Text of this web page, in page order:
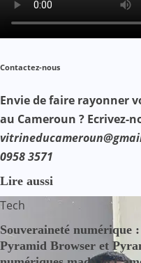
Contactez-nous
Envie de faire rayonner
au Cameroun ? Ecrivez-
0958 3571
Lire aussi
Tech
Souveraineté
Pyramid Browser et